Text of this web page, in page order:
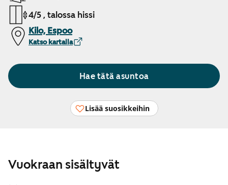
4/5 , talossa hissi
Kilo, Espoo
Katso kartalla
Hae tätä asuntoa
Lisää suosikkeihin
Vuokraan sisältyvät